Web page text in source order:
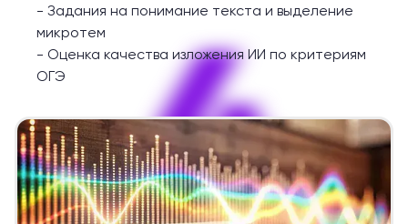
4
- Задания на понимание текста и выделение
микротем
- Оценка качества изложения ИИ по критериям
ОГЭ